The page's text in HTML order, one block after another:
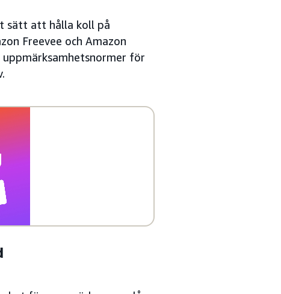
sätt att hålla koll på
Freevee och Amazon
uppmärksamhetsnormer för